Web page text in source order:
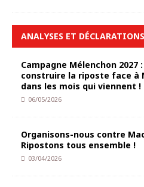
ANALYSES ET DÉCLARATIONS
Campagne Mélenchon 2027
construire la riposte face à
dans les mois qui viennent !
06/05/2026
Organisons-nous contre
Ripostons tous ensemble !
03/04/2026